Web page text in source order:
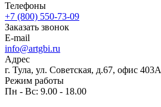
Телефоны
+7 (800) 550-73-09
Заказать звонок
E-mail
info@artgbi.ru
Адрес
г. Тула, ул. Советская, д.67, офис 403А
Режим работы
Пн - Вс: 9.00 - 18.00